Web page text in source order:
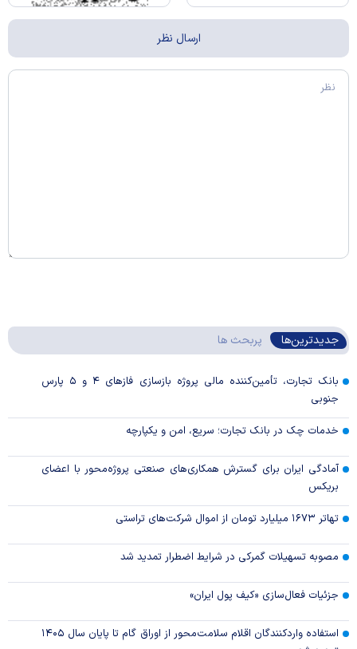
جدیدترین‌ها پربحث ها
بانک تجارت، تأمین‌کننده مالی پروژه بازسازی فاز‌های ۴ و ۵ پارس
جنوبی
خدمات چک در بانک تجارت؛ سریع، امن و یکپارچه
آمادگی ایران برای گسترش همکاری‌های صنعتی پروژه‌محور با اعضای
بریکس
تهاتر ۱۶۷۳ میلیارد تومان از اموال شرکت‌های تراستی
مصوبه تسهیلات گمرکی در شرایط اضطرار تمدید شد
جزئیات فعال‌سازی «کیف پول ایران»
استفاده واردکنندگان اقلام سلامت‌محور از اوراق گام تا پایان سال ۱۴۰۵